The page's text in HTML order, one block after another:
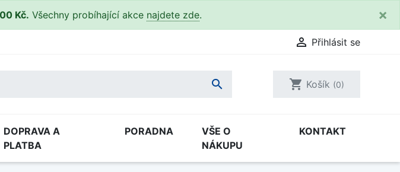
Kč. Všechny probíhající akce najdete zde. ×
 Přihlásit se
 shopping_cart Košík (0)
DOPRAVA A
PLATBA
PORADNA
VŠE O
NÁKUPU
KONTAKT